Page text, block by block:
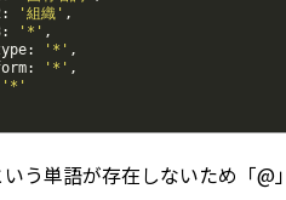
: '組織' ,
: '*' ,
: '*' ,
: '*' ,
'*'
う単語が存在しないため「